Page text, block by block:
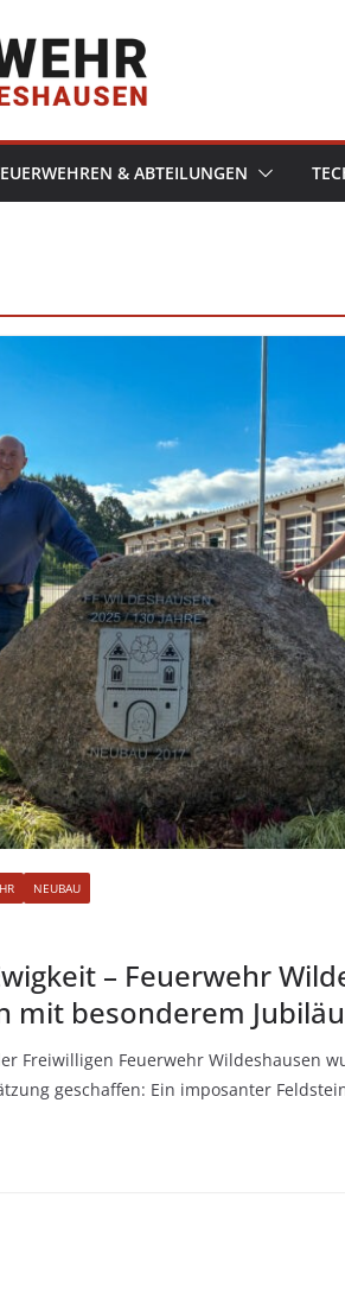
& ABTEILUNGEN
NEUBAU
– Feuerwehr
mit besonderem
Freiwilligen Feuerwehr Wildeshausen
geschaffen: Ein imposanter